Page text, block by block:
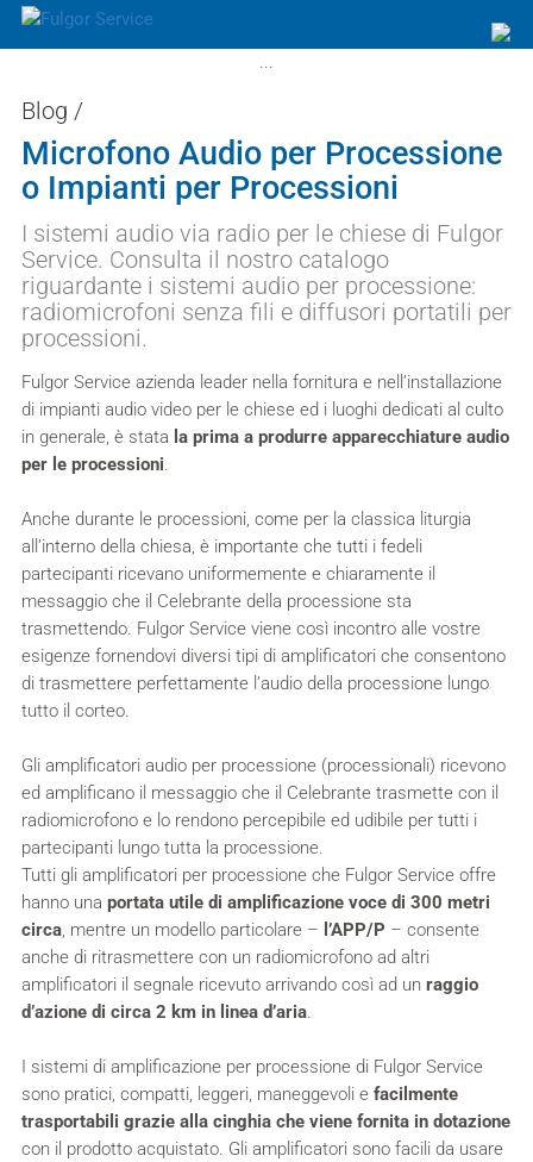
...
Blog /
Microfono Audio per Processione
o Impianti per Processioni
I sistemi audio via radio per le chiese di Fulgor
Service. Consulta il nostro catalogo
riguardante i sistemi audio per processione:
radiomicrofoni senza fili e diffusori portatili per
processioni.
Fulgor Service azienda leader nella fornitura e nell’installazione
di impianti audio video per le chiese ed i luoghi dedicati al culto
in generale, è stata la prima a produrre apparecchiature audio
per le processioni.
Anche durante le processioni, come per la classica liturgia
all’interno della chiesa, è importante che tutti i fedeli
partecipanti ricevano uniformemente e chiaramente il
messaggio che il Celebrante della processione sta
trasmettendo. Fulgor Service viene così incontro alle vostre
esigenze fornendovi diversi tipi di amplificatori che consentono
di trasmettere perfettamente l’audio della processione lungo
tutto il corteo.
Gli amplificatori audio per processione (processionali) ricevono
ed amplificano il messaggio che il Celebrante trasmette con il
radiomicrofono e lo rendono percepibile ed udibile per tutti i
partecipanti lungo tutta la processione.
Tutti gli amplificatori per processione che Fulgor Service offre
hanno una portata utile di amplificazione voce di 300 metri
circa, mentre un modello particolare – l’APP/P – consente
anche di ritrasmettere con un radiomicrofono ad altri
amplificatori il segnale ricevuto arrivando così ad un raggio
d’azione di circa 2 km in linea d’aria.
I sistemi di amplificazione per processione di Fulgor Service
sono pratici, compatti, leggeri, maneggevoli e facilmente
trasportabili grazie alla cinghia che viene fornita in dotazione
con il prodotto acquistato. Gli amplificatori sono facili da usare